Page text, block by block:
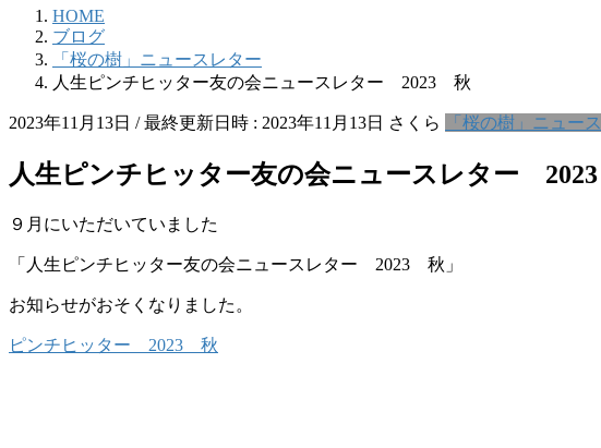
HOME
ブログ
「桜の樹」ニュースレター
人生ピンチヒッター友の会ニュースレター 2023 秋
2023年11月13日 / 最終更新日時 : 2023年11月13日 さくら 「桜の樹」ニュー
人生ピンチヒッター友の会ニュースレター
９月にいただいていました
「人生ピンチヒッター友の会ニュースレター 2023 秋」
お知らせがおそくなりました。
ピンチヒッター 2023 秋